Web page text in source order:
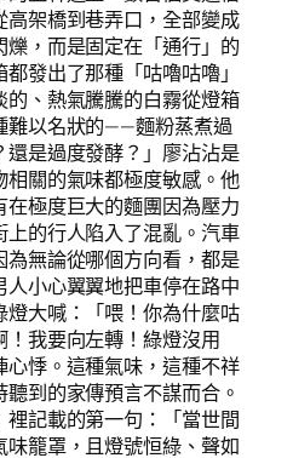
架橋到巷弄口，全部變成
，而是固定在「通行」的
發出了那種「咕嚕咕嚕」
、熱氣騰騰的白霧從燈箱
難以名狀的——麵粉蒸煮過
是過度發酵？」廖沾沾是
關的氣味都極度敏感。他
極度巨大的麵團因為壓力
的行人陷入了混亂。汽車
無論從哪個方向看，都是
小心翼翼地把車停在路中
大喊：「喂！你為什麼咕
我要向左轉！綠燈沒用
悸。這種氣味，這種不祥
到的家傳預言不謀而合。
記載的第一句：「當世間
籠罩，且燈號恒綠、聲如